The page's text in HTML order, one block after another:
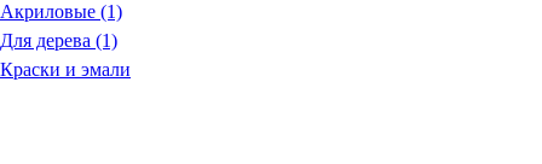
Акриловые (1)
Для дерева (1)
Краски и эмали